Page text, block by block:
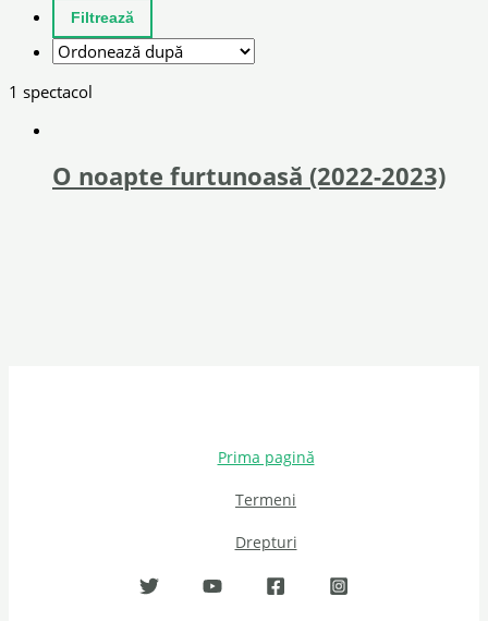
1 spectacol
O noapte furtunoasă (2022-2023)
Prima pagină
Termeni
Drepturi